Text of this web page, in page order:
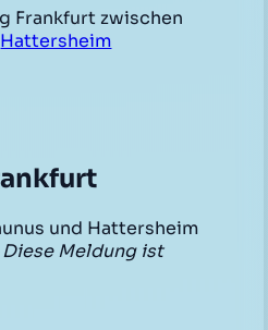
Frankfurt zwischen
Hattersheim
und Hattersheim
Meldung ist